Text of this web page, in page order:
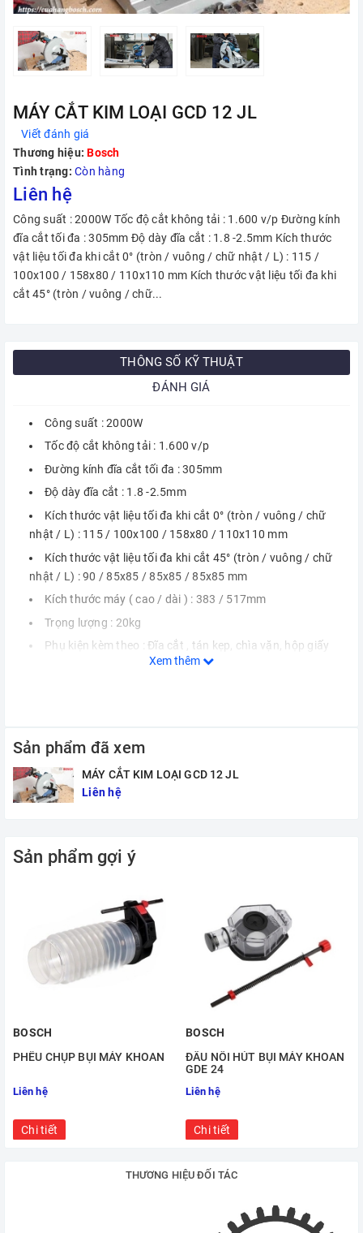
MÁY CẮT KIM LOẠI GCD 12 JL
Viết đánh giá
Thương hiệu: Bosch
Tình trạng: Còn hàng
Liên hệ
Công suất : 2000W Tốc độ cắt không tải : 1.600 v/p Đường kính
đĩa cắt tối đa : 305mm Độ dày đĩa cắt : 1.8 -2.5mm Kích thước
vật liệu tối đa khi cắt 0° (tròn / vuông / chữ nhật / L) : 115 /
100x100 / 158x80 / 110x110 mm Kích thước vật liệu tối đa khi
cắt 45° (tròn / vuông / chữ...
THÔNG SỐ KỸ THUẬT
ĐÁNH GIÁ
Công suất : 2000W
Tốc độ cắt không tải : 1.600 v/p
Đường kính đĩa cắt tối đa : 305mm
Độ dày đĩa cắt : 1.8 -2.5mm
Kích thước vật liệu tối đa khi cắt 0° (tròn / vuông / chữ
nhật / L) : 115 / 100x100 / 158x80 / 110x110 mm
Kích thước vật liệu tối đa khi cắt 45° (tròn / vuông / chữ
nhật / L) : 90 / 85x85 / 85x85 / 85x85 mm
Kích thước máy ( cao / dài ) : 383 / 517mm
Trọng lượng : 20kg
Phụ kiện kèm theo : Đĩa cắt , tán kẹp, chìa vặn, hộp giấy
Bảo hành : 12 tháng
Xem thêm
Sản phẩm đã xem
MÁY CẮT KIM LOẠI GCD 12 JL
Liên hệ
Sản phẩm gợi ý
BOSCH
PHỄU CHỤP BỤI MÁY KHOAN
Liên hệ
Chi tiết
BOSCH
ĐẦU NỐI HÚT BỤI MÁY KHOAN
GDE 24
Liên hệ
Chi tiết
THƯƠNG HIỆU ĐỐI TÁC